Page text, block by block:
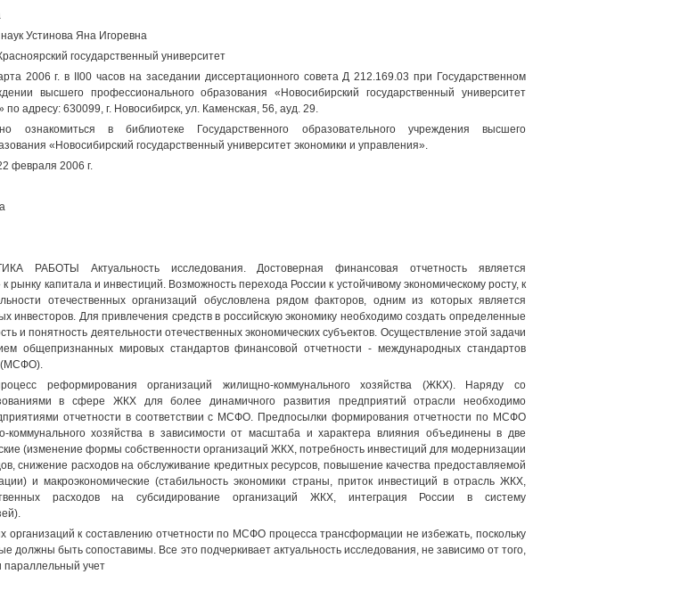
Устинова Яна Игоревна
государственный университет
2006 г. в II00 часов на заседании диссертационного совета Д 212.169.03 при Государственном
высшего профессионального образования «Новосибирский государственный университет
по адресу: 630099, г. Новосибирск, ул. Каменская, 56, ауд. 29.
ознакомиться в библиотеке Государственного образовательного учреждения высшего
«Новосибирский государственный университет экономики и управления».
февраля 2006 г.
РАБОТЫ Актуальность исследования. Достоверная финансовая отчетность является
рынку капитала и инвестиций. Возможность перехода России к устойчивому экономическому росту, к
отечественных организаций обусловлена рядом факторов, одним из которых является
инвесторов. Для привлечения средств в российскую экономику необходимо создать определенные
и понятность деятельности отечественных экономических субъектов. Осуществление этой задачи
общепризнанных мировых стандартов финансовой отчетности - международных стандартов
(МСФО).
реформирования организаций жилищно-коммунального хозяйства (ЖКХ). Наряду со
в сфере ЖКХ для более динамичного развития предприятий отрасли необходимо
отчетности в соответствии с МСФО. Предпосылки формирования отчетности по МСФО
коммунального хозяйства в зависимости от масштаба и характера влияния объединены в две
(изменение формы собственности организаций ЖКХ, потребность инвестиций для модернизации
снижение расходов на обслуживание кредитных ресурсов, повышение качества предоставляемой
и макроэкономические (стабильность экономики страны, приток инвестиций в отрасль ЖКХ,
расходов на субсидирование организаций ЖКХ, интеграция России в систему
организаций к составлению отчетности по МСФО процесса трансформации не избежать, поскольку
должны быть сопоставимы. Все это подчеркивает актуальность исследования, не зависимо от того,
параллельный учет